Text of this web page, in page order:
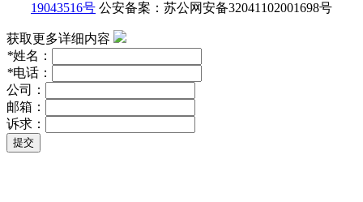
19043516号 公安备案：苏公网安备32041102001698号
获取更多详细内容
*姓名：
*电话：
公司：
邮箱：
诉求：
提交